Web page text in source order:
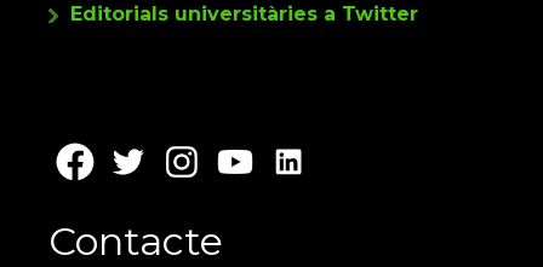
Editorials universitàries a Twitter
Contacte